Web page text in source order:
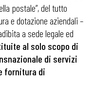
postale”, del tutto
e dotazione aziendali –
a sede legale ed
al solo scopo di
di servizi
fornitura di